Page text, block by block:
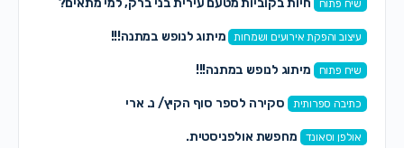
שיח פתוח חיות בקוביות מטעם עירית בני ברק, למי מתאים?
עיצוב והפקת אירועים ושמחות מיתוג לנופש במתנה!!!
שיח פתוח מיתוג לנופש במתנה!!!
כתיבה ספרותית סקירה לספר סוף הקיץ/ נ. ארי
אולפן וסאונד מחפשת אולפניסטית.